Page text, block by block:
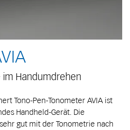
im Handumdrehen
Tono-Pen-Tonometer AVIA ist
Handheld-Gerät. Die
gut mit der Tonometrie nach